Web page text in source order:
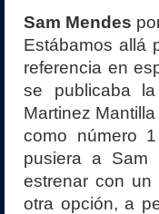
Sam Mendes
Estábamos allá
referencia en
se publicaba
Martinez
como número
pusiera a Sam
estrenar con
otra opción, a